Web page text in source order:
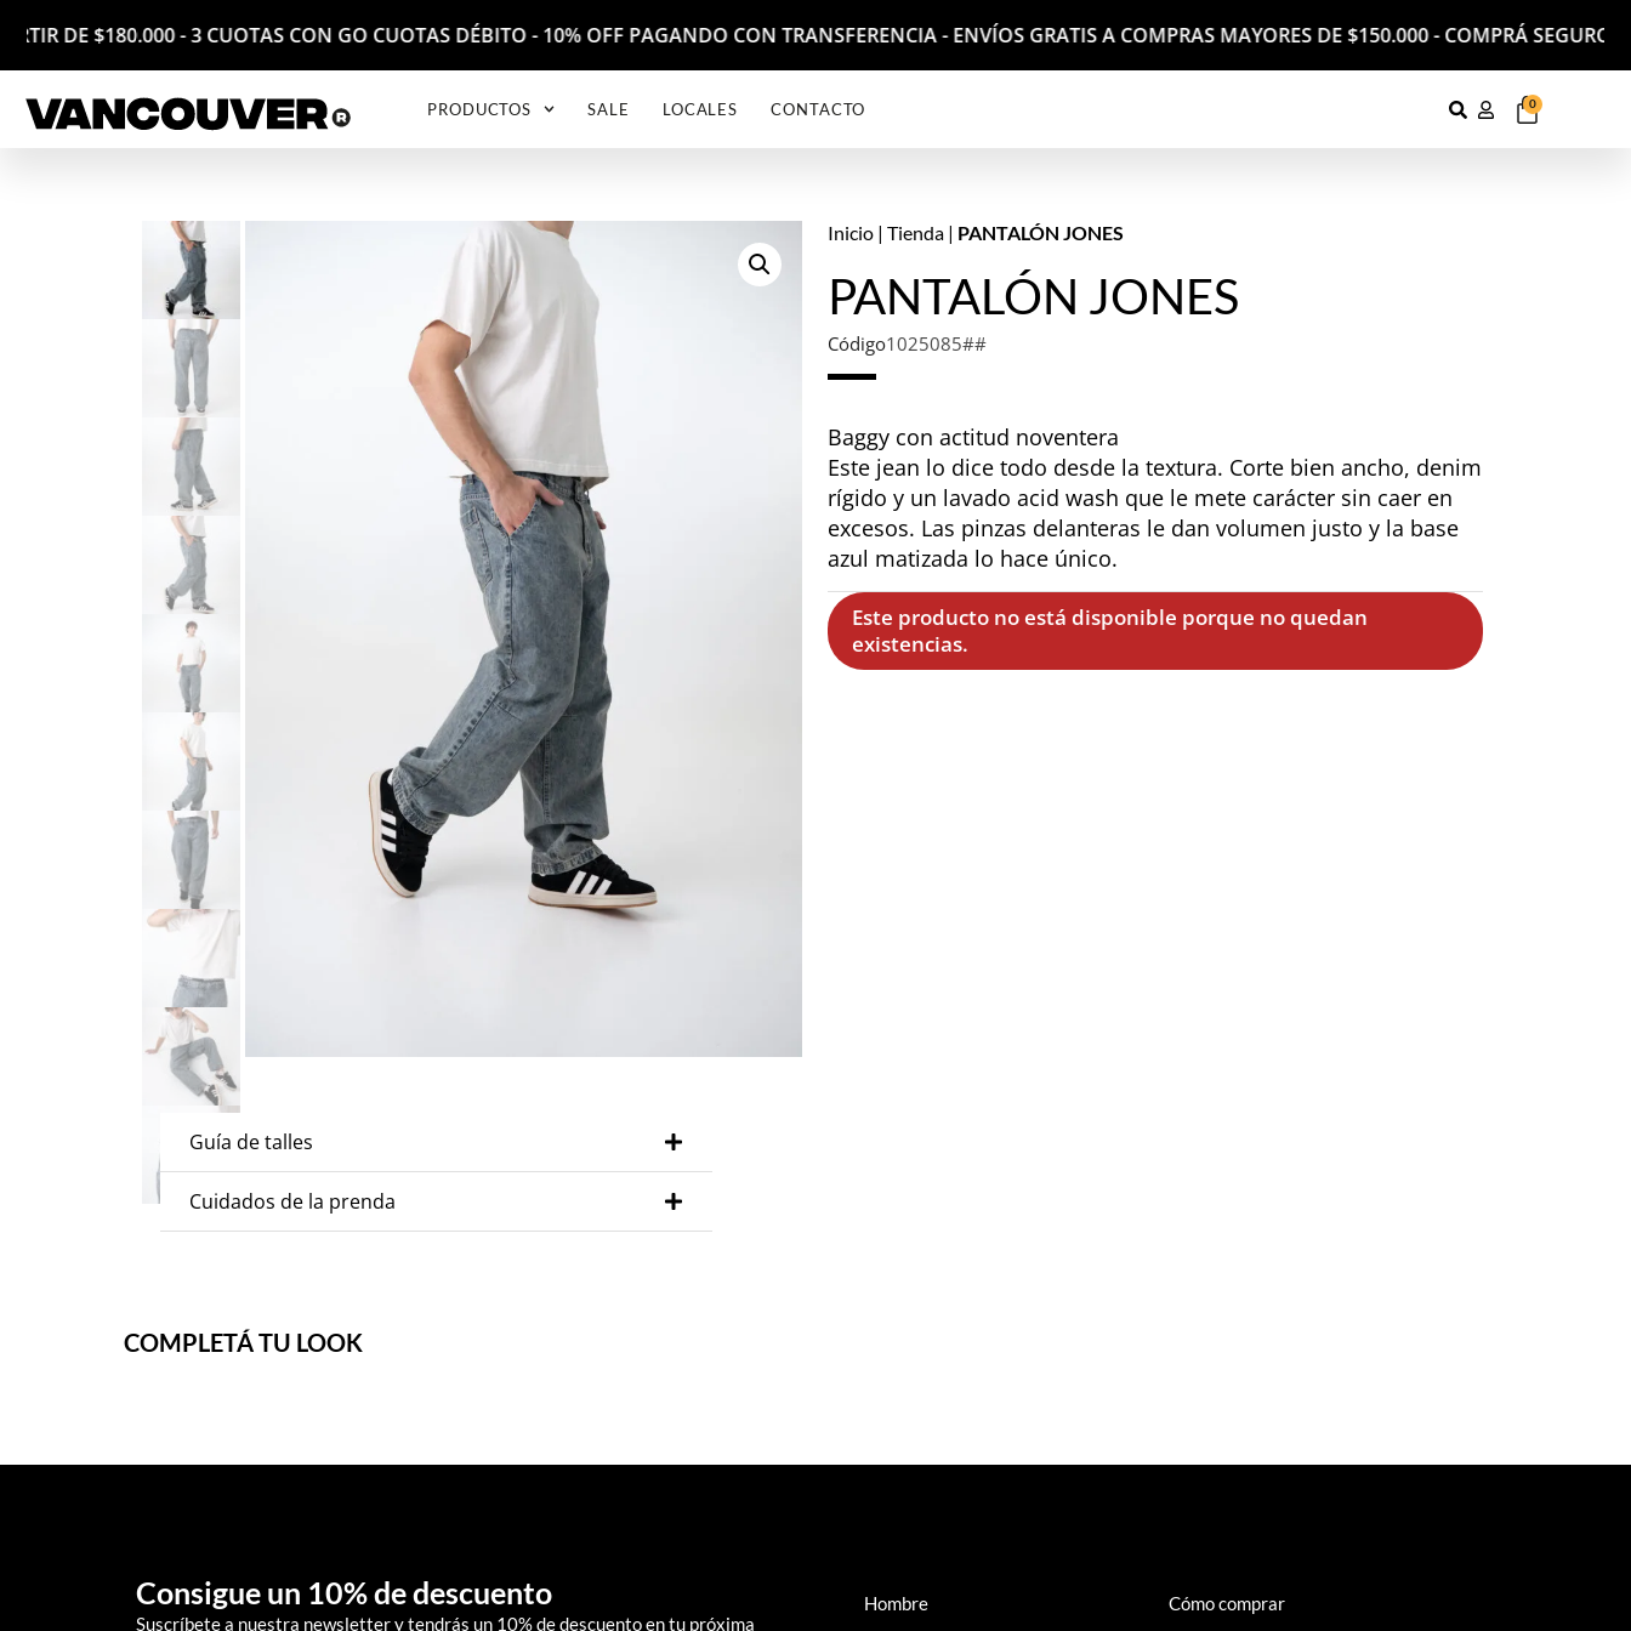
DE $180.000 - 3 CUOTAS CON GO CUOTAS DÉBITO - 10% OFF PAGANDO CON TRANSFERENCIA - ENVÍOS GRATIS A COMPRAS MAYORES DE $150.000 - COMPRÁ SEGURO
PRODUCTOS SALE LOCALES CONTACTO 0
Guía de talles
Cuidados de la prenda
Inicio | Tienda | PANTALÓN JONES
PANTALÓN JONES
Código1025085##
Baggy con actitud noventera
Este jean lo dice todo desde la textura. Corte bien ancho, denim
rígido y un lavado acid wash que le mete carácter sin caer en
excesos. Las pinzas delanteras le dan volumen justo y la base
azul matizada lo hace único.
Este producto no está disponible porque no quedan
existencias.
COMPLETÁ TU LOOK
Consigue un 10% de descuento
Suscríbete a nuestra newsletter y tendrás un 10% de descuento en tu próxima
Hombre
Cómo comprar